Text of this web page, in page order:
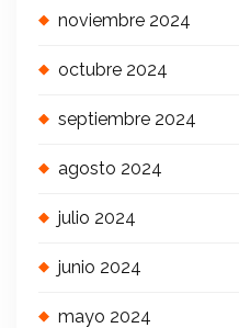
noviembre 2024
octubre 2024
septiembre 2024
agosto 2024
julio 2024
junio 2024
mayo 2024